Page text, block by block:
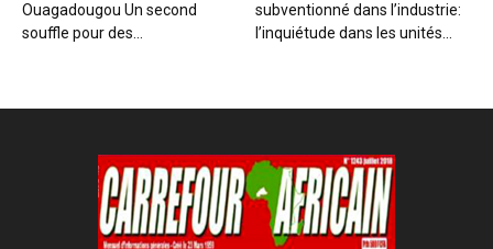
Ouagadougou Un second
souffle pour des...
subventionné dans l’industrie:
l’inquiétude dans les unités...